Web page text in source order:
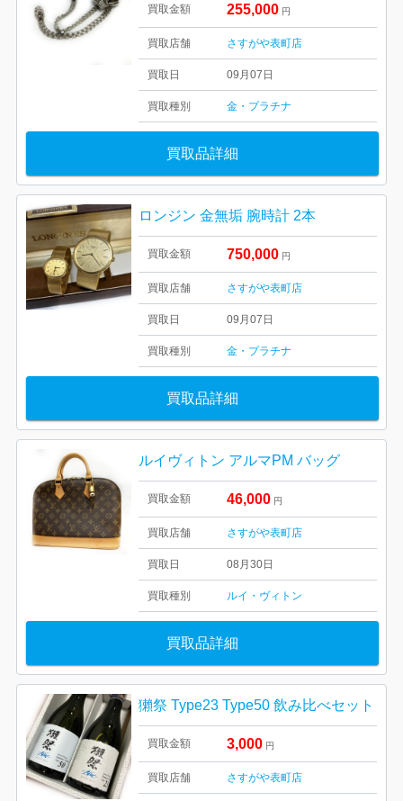
買取金額 255,000 円
買取店舗 さすがや表町店
買取日 09月07日
買取種別 金・プラチナ
買取品詳細
ロンジン 金無垢 腕時計 2本
買取金額 750,000 円
買取店舗 さすがや表町店
買取日 09月07日
買取種別 金・プラチナ
買取品詳細
ルイヴィトン アルマPM バッグ
買取金額 46,000 円
買取店舗 さすがや表町店
買取日 08月30日
買取種別 ルイ・ヴィトン
買取品詳細
獺祭 Type23 Type50 飲み比べセット
買取金額 3,000 円
買取店舗 さすがや表町店